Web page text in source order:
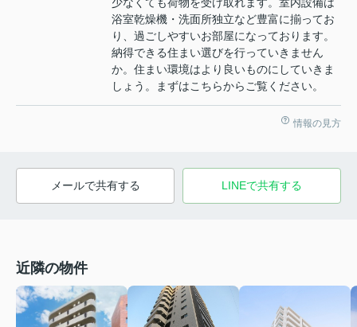
浴室乾燥機・洗面所独立など豊富に揃ってお
り、過ごしやすいお部屋になっております。
納得できる住まい選びを行っていきません
か。住まい環境はより良いものにしていきま
しょう。まずはこちらからご覧ください。
情報の見方
メールで共有する LINEで共有する
近隣の物件